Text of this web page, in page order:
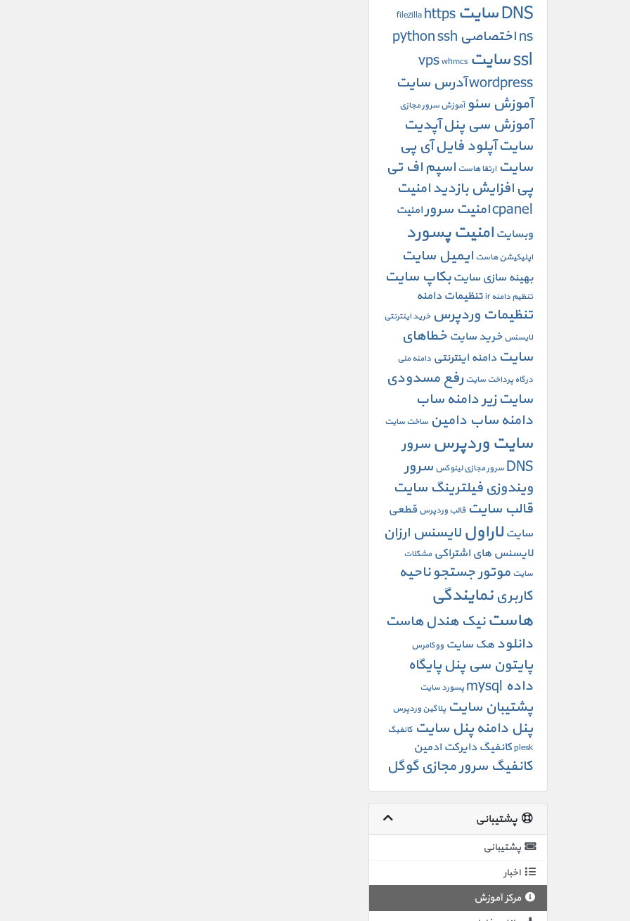
DNS سایت filezilla https
ns اختصاصی
pythonssh
ssl سایت vpswhmcs
wordpressآدرس سایت
آموزش سئو آموزش سرور مجازی
آموزش سی پنل آپدیت
سایت آپلود فایل آی پی
سایت ارتقا هاست اسپم اف تی
پی افزایش بازدیدامنیت
cpanelامنیت سرورامنیت
وبسایت امنیت پسورد
اپلیکیشن هاست ایمیل سایت
بهینه سازی سایت بکاپ سایت
تنظیم دامنه ir تنظیمات دامنه
تنظیمات وردپرس خرید اینترنتی
لایسنس خرید سایت خطاهای
سایت دامنه اینترنتی دامنه ملی
درگاه پرداخت سایت رفع مسدودی
سایت زیر دامنه ساب
دامنه ساب دامین ساخت سایت
سایت وردپرس سرور
DNS سرور مجازی لینوکس سرور
ویندوزی فیلترینگ سایت
قالب سایت قالب وردپرس قطعی
سایت لاراول لایسنس ارزان
لایسنس های اشتراکی مشکلات
سایت موتور جستجوناحیه
کاربری نمایندگی
هاست نیک هندل هاست
دانلود هک سایت ووکامرس
پایتون سی پنل پایگاه
داده mysql
پسورد سایت
پشتیبان سایت پلاگین وردپرس
پنل دامنه پنل سایت کانفیگ
pleskکانفیگ دایرکت ادمین
کانفیگ سرور مجازی گوگل
پشتیبانی
پشتیبانی
اخبار
مرکز آموزش